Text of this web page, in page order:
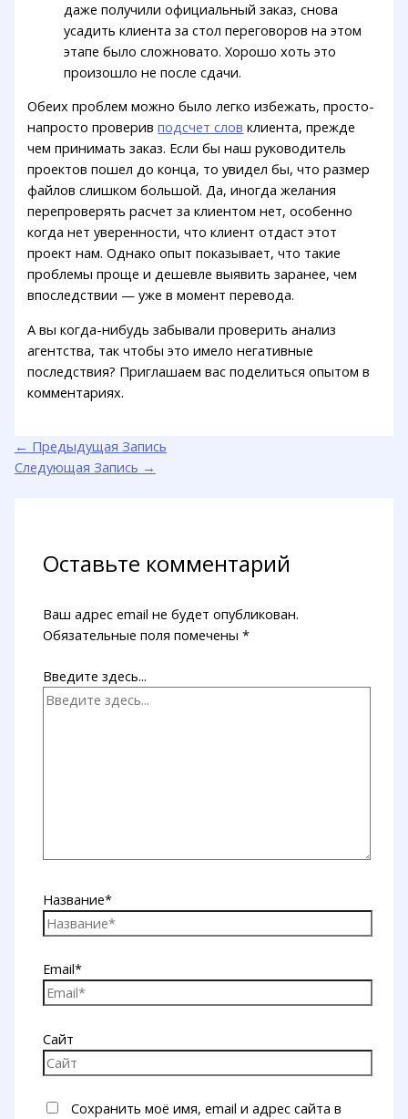
даже получили официальный заказ, снова
усадить клиента за стол переговоров на этом
этапе было сложновато. Хорошо хоть это
произошло не после сдачи.
Обеих проблем можно было легко избежать, просто-
напросто проверивподсчет слов клиента, прежде
чем принимать заказ. Если бы наш руководитель
проектов пошел до конца, то увидел бы, что размер
файлов слишком большой. Да, иногда желания
перепроверять расчет за клиентом нет, особенно
когда нет уверенности, что клиент отдаст этот
проект нам. Однако опыт показывает, что такие
проблемы проще и дешевле выявить заранее, чем
впоследствии — уже в момент перевода.
А вы когда-нибудь забывали проверить анализ
агентства, так чтобы это имело негативные
последствия? Приглашаем вас поделиться опытом в
комментариях.
← Предыдущая Запись
Следующая Запись →
Оставьте комментарий
Ваш адрес email не будет опубликован.
Обязательные поля помечены*
Введите здесь...
Название*
Email*
Сайт
Сохранить моё имя, email и адрес сайта в